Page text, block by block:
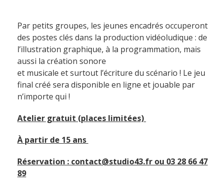
Par petits groupes, les jeunes encadrés occuperont
des postes clés dans la production vidéoludique : de
l’illustration graphique, à la programmation, mais
aussi la création sonore
et musicale et surtout l’écriture du scénario ! Le jeu
final créé sera disponible en ligne et jouable par
n’importe qui !
Atelier gratuit (places limitées)
À partir de 15 ans
Réservation : contact@studio43.fr ou 03 28 66 47
89